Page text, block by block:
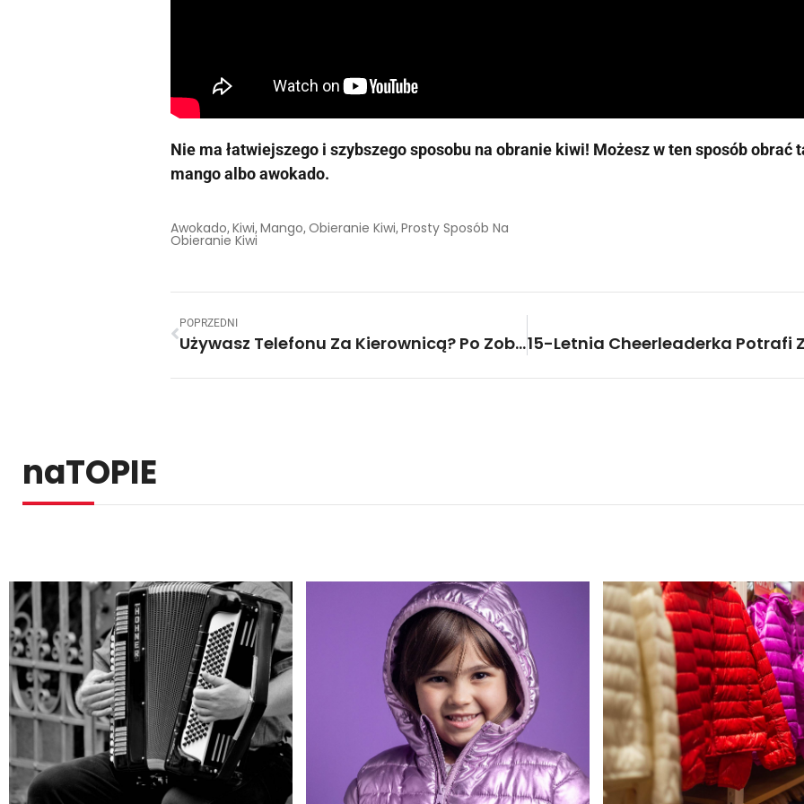
Nie ma łatwiejszego i szybszego sposobu na obranie kiwi! Możesz w ten sposób obrać
mango albo awokado.
Awokado,Kiwi,Mango,Obieranie Kiwi,Prosty Sposób Na
Obieranie Kiwi
POPRZEDNI
Używasz Telefonu Za Kierownicą? Po Zobaczeniu Tego Przestaniesz!
naTOPIE